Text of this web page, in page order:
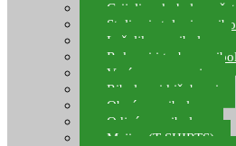
Grijalice, kuhala za
Stolice i stolovi za
Ležaljke za ribolov
Ruksaci i torbe za
Vreće za spavanje
Ribolovni kišobrani
Obuća za ribolov
Odjeća za ribolov
Majice (T-SHIRTS)